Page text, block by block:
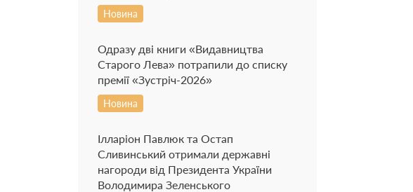
Новина
Одразу дві книги «Видавництва
Старого Лева» потрапили до списку
премії «Зустріч-2026»
Новина
Ілларіон Павлюк та Остап
Сливинський отримали державні
нагороди від Президента України
Володимира Зеленського